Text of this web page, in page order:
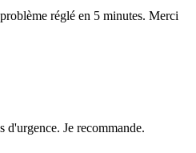
réglé en 5 minutes. Merci
d'urgence. Je recommande.